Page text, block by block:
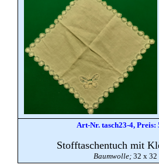
Art-Nr. tasch23-4, Preis:
Stofftaschentuch mit
Baumwolle; 32 x 32